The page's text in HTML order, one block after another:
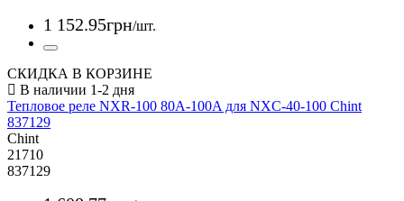
1 152.95грн/шт.
СКИДКА В КОРЗИНЕ
Тепловое реле NXR-100 80A-100A для NXC-40-100 Chint
837129
Chint
21710
837129